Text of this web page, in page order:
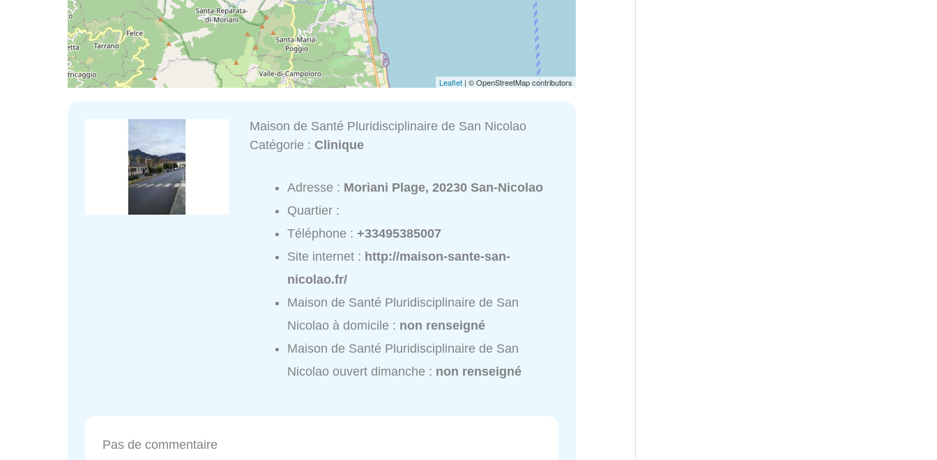
Leaflet | © OpenStreetMap contributors
Maison de Santé Pluridisciplinaire de San Nicolao
Catégorie :Clinique
Adresse : Moriani Plage, 20230 San-Nicolao
Quartier :
Téléphone :+33495385007
Site internet : http://maison-sante-san-
nicolao.fr/
Maison de Santé Pluridisciplinaire de San
Nicolao à domicile : non renseigné
Maison de Santé Pluridisciplinaire de San
Nicolao ouvert dimanche : non renseigné
Pas de commentaire